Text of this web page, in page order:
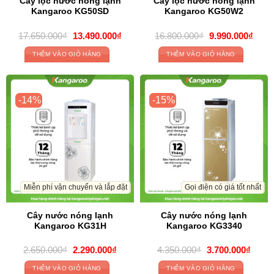
Kangaroo KG50SD
17.650.000₫ Giá
gốc
là:
17.650.000₫.
13.490.000₫Giá
THÊM VÀO GIỎ HÀNG
Kangaroo KG50W2
16.800.000₫ Giá
gốc
là:
16.800.000₫.
9.990.000₫Giá
THÊM VÀO GIỎ HÀNG
-14%
Miễn phí vận chuyển và lắp đặt
Cây nước nóng lạnh
Kangaroo KG31H
2.650.000₫ Giá
gốc
là:
2.290.000₫Giá
THÊM VÀO GIỎ HÀNG
-15%
Gọi điện có giá tốt nhất
Cây nước nóng lạnh
Kangaroo KG3340
4.350.000₫ Giá
gốc
là:
3.700.000₫Giá
THÊM VÀO GIỎ HÀNG